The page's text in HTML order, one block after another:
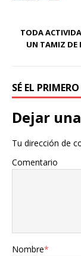
TODA
UN TAMIZ DE
SÉ EL
Dejar
Tu dirección de
Comentario
Nombre*